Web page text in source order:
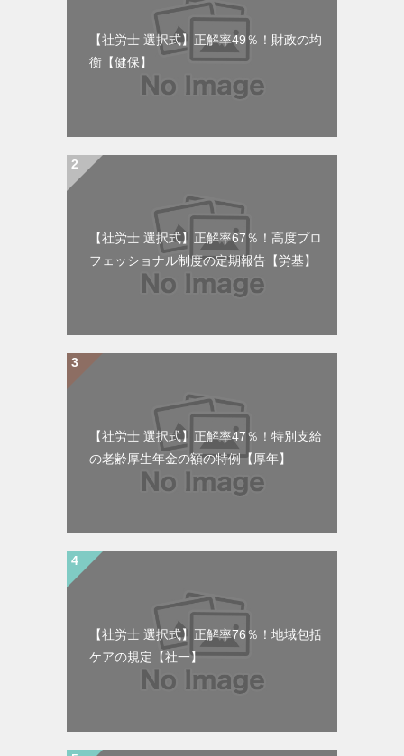
【社労士 選択式】正解率49％！財政の均
衡【健保】
【社労士 選択式】正解率67％！高度プロ
フェッショナル制度の定期報告【労基】
【社労士 選択式】正解率47％！特別支給
の老齢厚生年金の額の特例【厚年】
【社労士 選択式】正解率76％！地域包括
ケアの規定【社一】